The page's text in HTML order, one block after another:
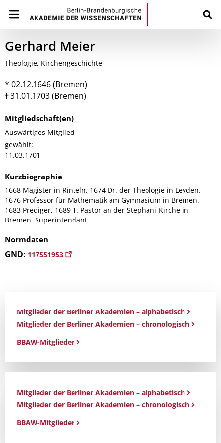
Gerhard Meier
Theologie, Kirchengeschichte
* 02.12.1646 (Bremen)
31.01.1703 (Bremen)
Mitgliedschaft(en)
Auswärtiges Mitglied
gewählt:
11.03.1701
Kurzbiographie
1668 Magister in Rinteln. 1674 Dr. der Theologie in Leyden.
1676 Professor für Mathematik am Gymnasium in Bremen.
1683 Prediger, 1689 1. Pastor an der Stephani-Kirche in
Bremen. Superintendant.
Normdaten
GND: 117551953
Mitglieder der Berliner Akademien – alphabetisch
Mitglieder der Berliner Akademien – chronologisch
BBAW-Mitglieder
Mitglieder der Berliner Akademien – alphabetisch
Mitglieder der Berliner Akademien – chronologisch
BBAW-Mitglieder